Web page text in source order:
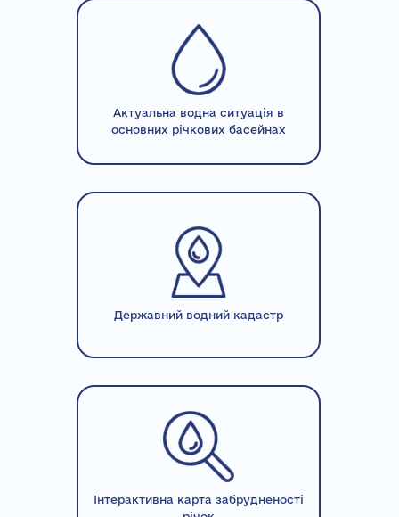
Актуальна водна ситуація в
основних річкових басейнах
Державний водний кадастр
Інтерактивна карта забрудненості